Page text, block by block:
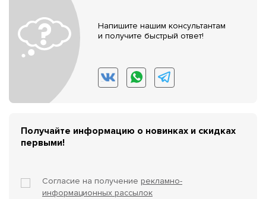
Напишите нашим консультантам
и получите быстрый ответ!
Получайте информацию о новинках и скидках
первыми!
Согласие на получение рекламно-
информационных рассылок